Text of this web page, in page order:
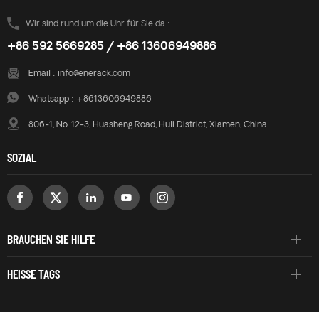
Wir sind rund um die Uhr für Sie da :
+86 592 5669285 / +86 13606949886
Email : info@enerack.com
Whatsapp : +8613606949886
806-1, No. 12-3, Huasheng Road, Huli District, Xiamen, China
SOZIAL
BRAUCHEN SIE HILFE
HEISSE TAGS